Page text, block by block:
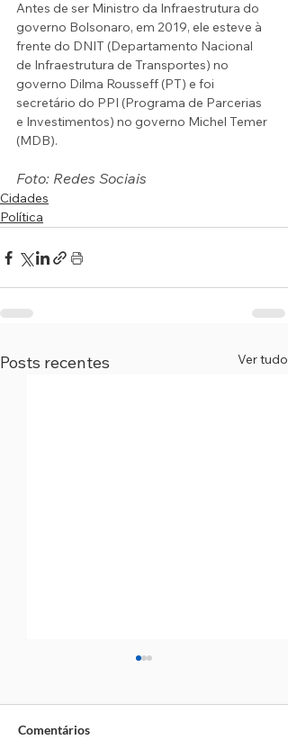
Antes de ser Ministro da Infraestrutura do
governo Bolsonaro, em 2019, ele esteve à
frente do DNIT (Departamento Nacional
de Infraestrutura de Transportes) no
governo Dilma Rousseff (PT) e foi
secretário do PPI (Programa de Parcerias
e Investimentos) no governo Michel Temer
(MDB).
Foto: Redes Sociais
Cidades
Política
Posts recentes Ver tudo
Comentários